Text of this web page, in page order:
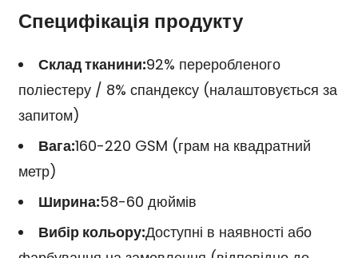
Специфікація продукту
Склад тканини:92% переробленого
поліестеру / 8% спандексу (налаштовується за
запитом)
Вага:160-220 GSM (грам на квадратний
метр)
Ширина:58-60 дюймів
Вибір кольору:Доступні в наявності або